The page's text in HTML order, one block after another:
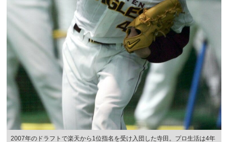
2007年のドラフトで楽天から1位指名を受け入団した寺田。プロ生活は4年